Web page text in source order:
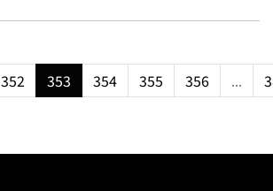
352 353 354 355 356 ...